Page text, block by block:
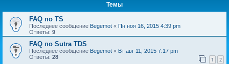
Темы
FAQ по TS
Последнее сообщение Begemot « Пн ноя 16, 2015 4:39 pm
Ответы: 9
FAQ по Sutra TDS
Последнее сообщение Begemot « Вт авг 11, 2015 7:17 pm
Ответы: 28 1 2